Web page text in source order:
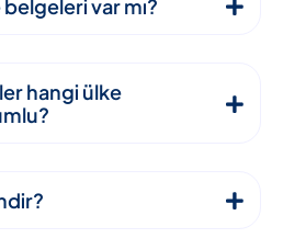
var mı?
hangi ülke